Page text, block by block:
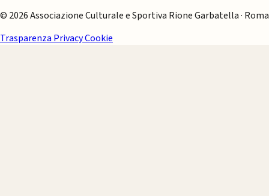
© 2026 Associazione Culturale e Sportiva Rione Garbatella · Roma
Trasparenza PrivacyCookie